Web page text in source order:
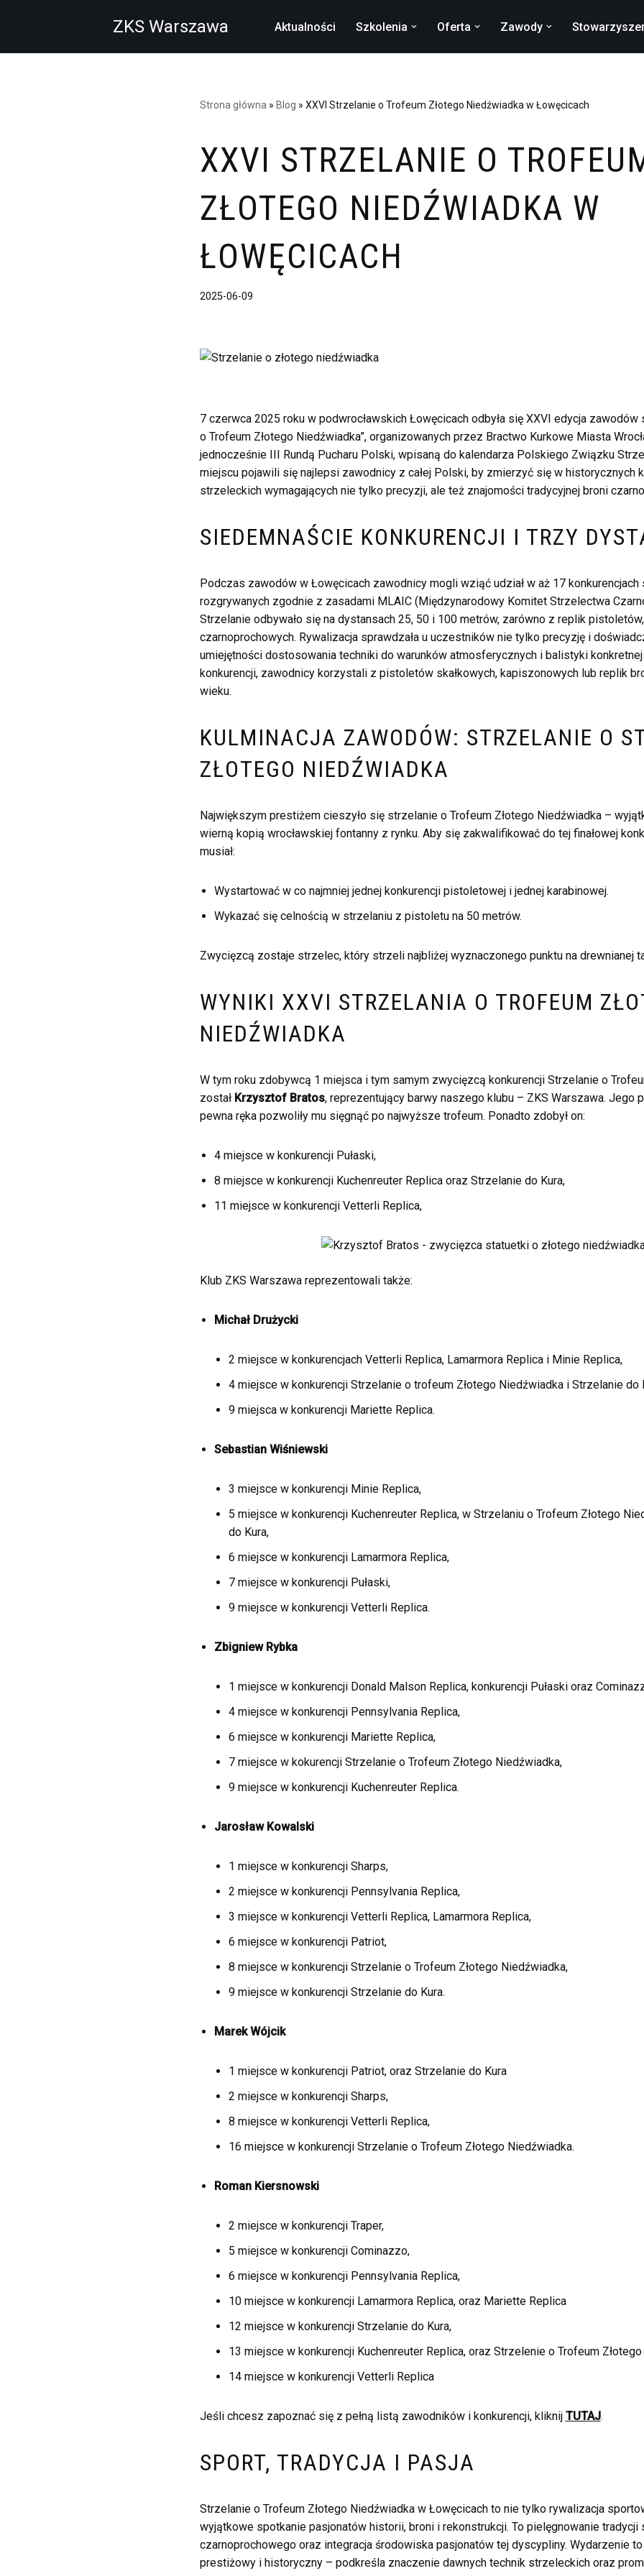
do
ZKS Warszawa Aktualności Szkolenia Oferta Zawody
Strona główna » Blog » XXVI Strzelanie o Trofeum Złotego Niedźwiadka w Łowęcicach
XXVI STRZELANIE O
ZŁOTEGO NIEDŹWIADKA W
ŁOWĘCICACH
2025-06-09
7 czerwca 2025 roku w podwrocławskich Łowęcicach odbyła się XXVI edycja
o Trofeum Złotego Niedźwiadka”, organizowanych przez Bractwo Kurkowe Miasta
jednocześnie III Rundą Pucharu Polski, wpisaną do kalendarza Polskiego Związku
miejscu pojawili się najlepsi zawodnicy z całej Polski, by zmierzyć się w historycznych
strzeleckich wymagających nie tylko precyzji, ale też znajomości tradycyjnej broni
SIEDEMNAŚCIE KONKURENCJI I TRZY
Podczas zawodów w Łowęcicach zawodnicy mogli wziąć udział w aż 17
rozgrywanych zgodnie z zasadami MLAIC (Międzynarodowy Komitet Strzelectwa
Strzelanie odbywało się na dystansach 25, 50 i 100 metrów, zarówno z replik
czarnoprochowych. Rywalizacja sprawdzała u uczestników nie tylko precyzję i
umiejętności dostosowania techniki do warunków atmosferycznych i balistyki
konkurencji, zawodnicy korzystali z pistoletów skałkowych, kapiszonowych lub replik
wieku.
KULMINACJA ZAWODÓW: STRZELANIE O
ZŁOTEGO NIEDŹWIADKA
Największym prestiżem cieszyło się strzelanie o Trofeum Złotego Niedźwiadka –
wierną kopią wrocławskiej fontanny z rynku. Aby się zakwalifikować do tej finałowej
musiał:
Wystartować w co najmniej jednej konkurencji pistoletowej i jednej karabinowej.
Wykazać się celnością w strzelaniu z pistoletu na 50 metrów.
Zwycięzcą zostaje strzelec, który strzeli najbliżej wyznaczonego punktu na drewnianej
WYNIKI XXVI STRZELANIA O TROFEUM
NIEDŹWIADKA
W tym roku zdobywcą 1 miejsca i tym samym zwycięzcą konkurencji Strzelanie o
został Krzysztof Bratos, reprezentujący barwy naszego klubu – ZKS Warszawa. Jego
pewna ręka pozwoliły mu sięgnąć po najwyższe trofeum. Ponadto zdobył on:
4 miejsce w konkurencji Pułaski,
8 miejsce w konkurencji Kuchenreuter Replica oraz Strzelanie do Kura,
11 miejsce w konkurencji Vetterli Replica,
Klub ZKS Warszawa reprezentowali także:
Michał Drużycki
2 miejsce w konkurencjach Vetterli Replica, Lamarmora Replica i Minie Replica,
4 miejsce w konkurencji Strzelanie o trofeum Złotego Niedźwiadka i Strzelanie do
9 miejsca w konkurencji Mariette Replica.
Sebastian Wiśniewski
3 miejsce w konkurencji Minie Replica,
5 miejsce w konkurencji Kuchenreuter Replica, w Strzelaniu o Trofeum Złotego
do Kura,
6 miejsce w konkurencji Lamarmora Replica,
7 miejsce w konkurencji Pułaski,
9 miejsce w konkurencji Vetterli Replica.
Zbigniew Rybka
1 miejsce w konkurencji Donald Malson Replica, konkurencji Pułaski oraz
4 miejsce w konkurencji Pennsylvania Replica,
6 miejsce w konkurencji Mariette Replica,
7 miejsce w kokurencji Strzelanie o Trofeum Złotego Niedźwiadka,
9 miejsce w konkurencji Kuchenreuter Replica.
Jarosław Kowalski
1 miejsce w konkurencji Sharps,
2 miejsce w konkurencji Pennsylvania Replica,
3 miejsce w konkurencji Vetterli Replica, Lamarmora Replica,
6 miejsce w konkurencji Patriot,
8 miejsce w konkurencji Strzelanie o Trofeum Złotego Niedźwiadka,
9 miejsce w konkurencji Strzelanie do Kura.
Marek Wójcik
1 miejsce w konkurencji Patriot, oraz Strzelanie do Kura
2 miejsce w konkurencji Sharps,
8 miejsce w konkurencji Vetterli Replica,
16 miejsce w konkurencji Strzelanie o Trofeum Złotego Niedźwiadka.
Roman Kiersnowski
2 miejsce w konkurencji Traper,
5 miejsce w konkurencji Cominazzo,
6 miejsce w konkurencji Pennsylvania Replica,
10 miejsce w konkurencji Lamarmora Replica, oraz Mariette Replica
12 miejsce w konkurencji Strzelanie do Kura,
13 miejsce w konkurencji Kuchenreuter Replica, oraz Strzelenie o Trofeum
14 miejsce w konkurencji Vetterli Replica
Jeśli chcesz zapoznać się z pełną listą zawodników i konkurencji, kliknij TUTAJ.
SPORT, TRADYCJA I PASJA
Strzelanie o Trofeum Złotego Niedźwiadka w Łowęcicach to nie tylko rywalizacja
wyjątkowe spotkanie pasjonatów historii, broni i rekonstrukcji. To pielęgnowanie tradycji
czarnoprochowego oraz integracja środowiska pasjonatów tej dyscypliny. Wydarzenie to
prestiżowy i historyczny – podkreśla znaczenie dawnych technik strzeleckich oraz